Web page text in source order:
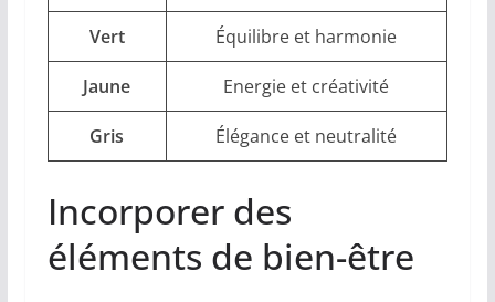
Vert Équilibre et harmonie
Jaune Energie et créativité
Gris Élégance et neutralité
Incorporer des
éléments de bien-être